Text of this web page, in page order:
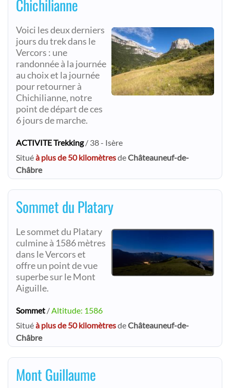
Chichilianne
Voici les deux derniers
jours du trek dans le
Vercors : une
randonnée à la journée
au choix et la journée
pour retourner à
Chichilianne, notre
point de départ de ces
6 jours de marche.
ACTIVITE Trekking/ 38 - Isère
Situéà plus de 50 kilomètresdeChâteauneuf-de-
Châbre
Sommet du Platary
Le sommet du Platary
culmine à 1586 mètres
dans le Vercors et
offre un point de vue
superbe sur le Mont
Aiguille.
Sommet / Altitude: 1586
Situéà plus de 50 kilomètresdeChâteauneuf-de-
Châbre
Mont Guillaume